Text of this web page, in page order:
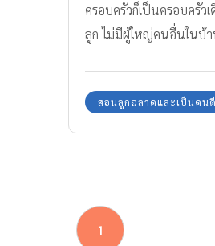
ครอบครัวก็เป็นครอบครัว
ลูก ไม่มีผู้ใหญ่คนอื่นในบ้า
อยากคุยกับพ่อแม่ ว่าเพร
สอนลูกฉลาดและเป็นคน
1